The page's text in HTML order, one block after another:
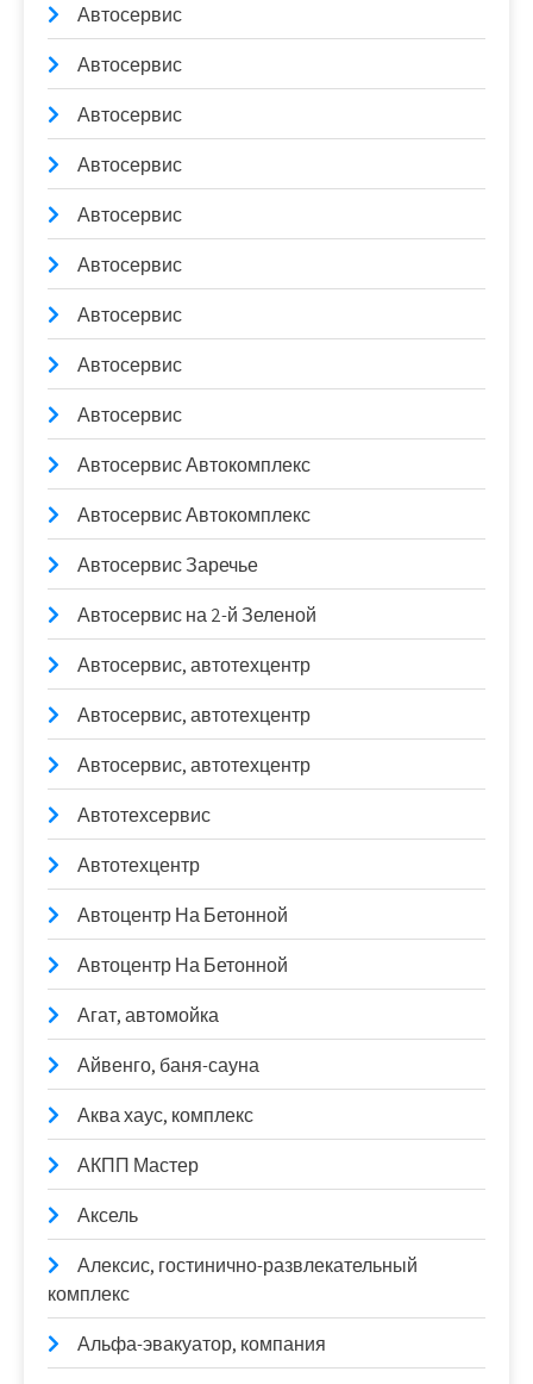
Автосервис
Автосервис
Автосервис
Автосервис
Автосервис
Автосервис
Автосервис
Автосервис
Автосервис
Автосервис Автокомплекс
Автосервис Автокомплекс
Автосервис Заречье
Автосервис на 2-й Зеленой
Автосервис, автотехцентр
Автосервис, автотехцентр
Автосервис, автотехцентр
Автотехсервис
Автотехцентр
Автоцентр На Бетонной
Автоцентр На Бетонной
Агат, автомойка
Айвенго, баня-сауна
Аква хаус, комплекс
АКПП Мастер
Аксель
Алексис, гостинично-развлекательный
комплекс
Альфа-эвакуатор, компания